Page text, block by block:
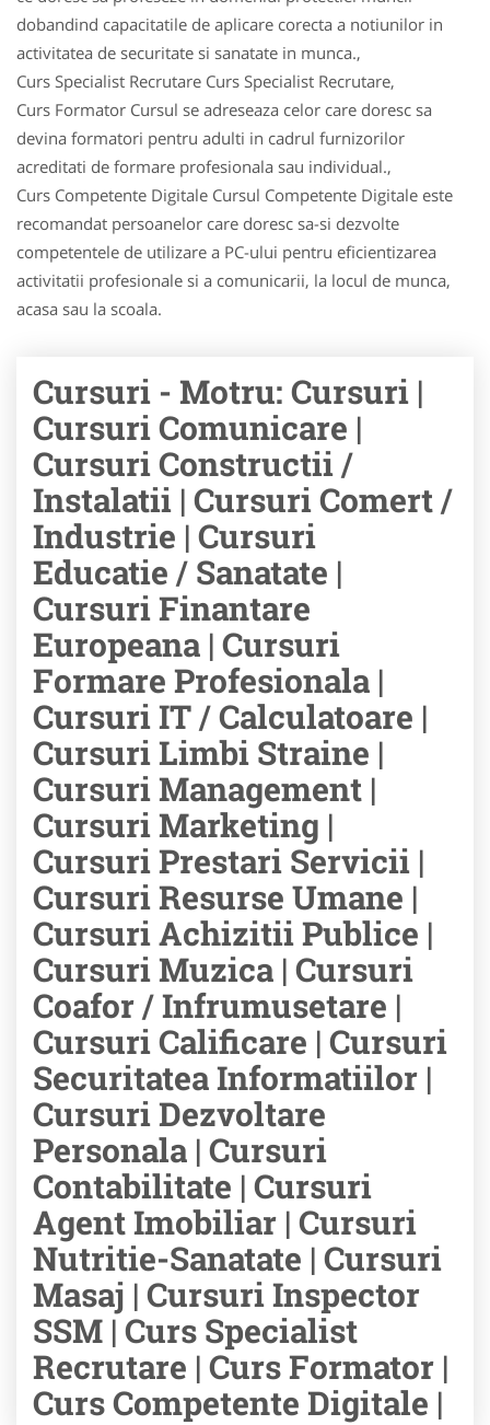
dobandind capacitatile de aplicare corecta a notiunilor in
activitatea de securitate si sanatate in munca.,
Curs Specialist Recrutare Curs Specialist Recrutare,
Curs Formator Cursul se adreseaza celor care doresc sa
devina formatori pentru adulti in cadrul furnizorilor
acreditati de formare profesionala sau individual.,
Curs Competente Digitale Cursul Competente Digitale este
recomandat persoanelor care doresc sa-si dezvolte
competentele de utilizare a PC-ului pentru eficientizarea
activitatii profesionale si a comunicarii, la locul de munca,
acasa sau la scoala.
Cursuri - Motru: Cursuri |
Cursuri Comunicare |
Cursuri Constructii /
Instalatii | Cursuri Comert /
Industrie | Cursuri
Educatie / Sanatate |
Cursuri Finantare
Europeana | Cursuri
Formare Profesionala |
Cursuri IT / Calculatoare |
Cursuri Limbi Straine |
Cursuri Management |
Cursuri Marketing |
Cursuri Prestari Servicii |
Cursuri Resurse Umane |
Cursuri Achizitii Publice |
Cursuri Muzica | Cursuri
Coafor / Infrumusetare |
Cursuri Calificare | Cursuri
Securitatea Informatiilor |
Cursuri Dezvoltare
Personala | Cursuri
Contabilitate | Cursuri
Agent Imobiliar | Cursuri
Nutritie-Sanatate | Cursuri
Masaj | Cursuri Inspector
SSM | Curs Specialist
Recrutare | Curs Formator |
Curs Competente Digitale |